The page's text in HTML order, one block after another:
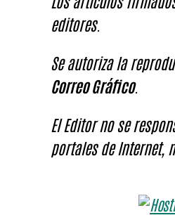
editores.
Se autoriza la
Correo Gráfico.
El Editor no se
portales de Internet,